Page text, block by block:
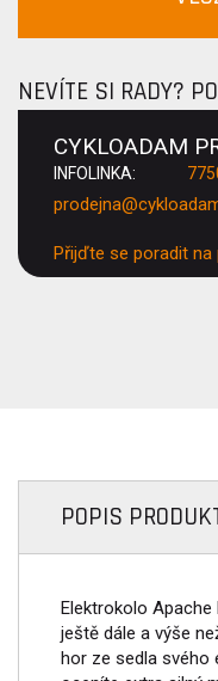
NEVÍTE SI RADY?
CYKLOADAM
INFOLINKA:
Přijďte se poradit na
POPIS
Elektrokolo Apache
ještě dále a výše
hor ze sedla svého